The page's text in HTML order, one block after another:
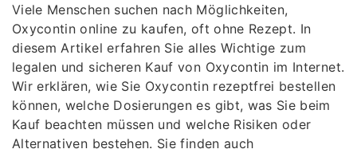
Viele Menschen suchen nach Möglichkeiten,
Oxycontin online zu kaufen, oft ohne Rezept. In
diesem Artikel erfahren Sie alles Wichtige zum
legalen und sicheren Kauf von Oxycontin im Internet.
Wir erklären, wie Sie Oxycontin rezeptfrei bestellen
können, welche Dosierungen es gibt, was Sie beim
Kauf beachten müssen und welche Risiken oder
Alternativen bestehen. Sie finden auch